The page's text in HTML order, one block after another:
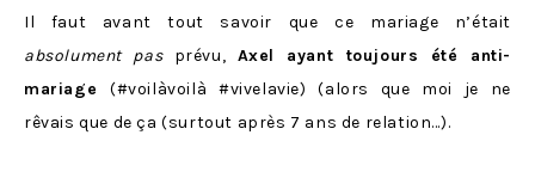
Il faut avant tout savoir que ce mariage n’était
absolument pasprévu, Axel ayant toujours été anti-
mariage (#voilàvoilà #vivelavie) (alors que moi je ne
rêvais que de ça (surtout après 7 ans de relation…).